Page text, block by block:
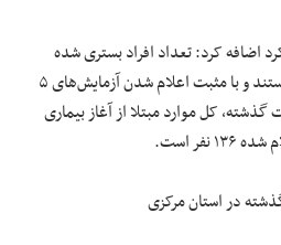
اضافه کرد: تعداد افراد بستری شده
فعلی در مراکز درمانی ۸۰ نفر هستند و با مثبت اعلام شدن آزمایش‌های ۵
دیگر طی ۲۴ ساعت گذشته، کل موارد مبتلا از آغاز بیماری
است.